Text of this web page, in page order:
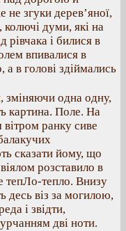
не згуки дерев’яної,
колючі думи, які на
рівчака і билися в
впивалися в
в голові здіймались
зміняючи одна одну,
картина. Поле. На
вітром ранку сиве
сказати йому, що
розставило в
тепЛо-тепло. Внизу
десь віз за могилою,
і звідти,
дві ноти.